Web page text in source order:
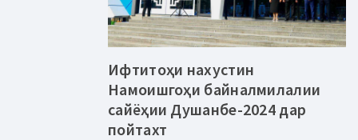
Ифтитоҳи нахустин
Намоишгоҳи байналмилалии
сайёҳии Душанбе-2024 дар
пойтахт